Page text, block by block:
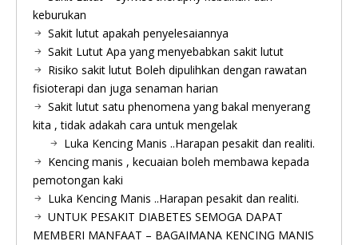
keburukan
Sakit lutut apakah penyelesaiannya
Sakit Lutut Apa yang menyebabkan sakit lutut
Risiko sakit lutut Boleh dipulihkan dengan rawatan
fisioterapi dan juga senaman harian
Sakit lutut satu phenomena yang bakal menyerang
kita , tidak adakah cara untuk mengelak
Luka Kencing Manis ..Harapan pesakit dan realiti.
Kencing manis , kecuaian boleh membawa kepada
pemotongan kaki
Luka Kencing Manis ..Harapan pesakit dan realiti.
UNTUK PESAKIT DIABETES SEMOGA DAPAT
MEMBERI MANFAAT – BAGAIMANA KENCING MANIS